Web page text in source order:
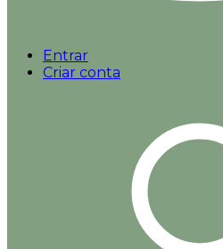
Entrar
Criar conta